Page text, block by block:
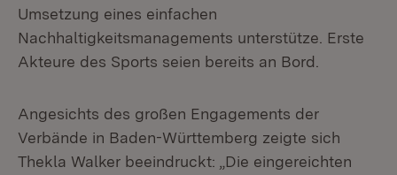
Umsetzung eines einfachen
Nachhaltigkeitsmanagements unterstütze. Erste
Akteure des Sports seien bereits an Bord.
Angesichts des großen Engagements der
Verbände in Baden-Württemberg zeigte sich
Thekla Walker beeindruckt: „Die eingereichten